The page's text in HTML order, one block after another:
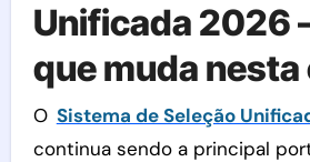
Unificada 2026
que muda nesta
O Sistema de Seleção
continua sendo a principal